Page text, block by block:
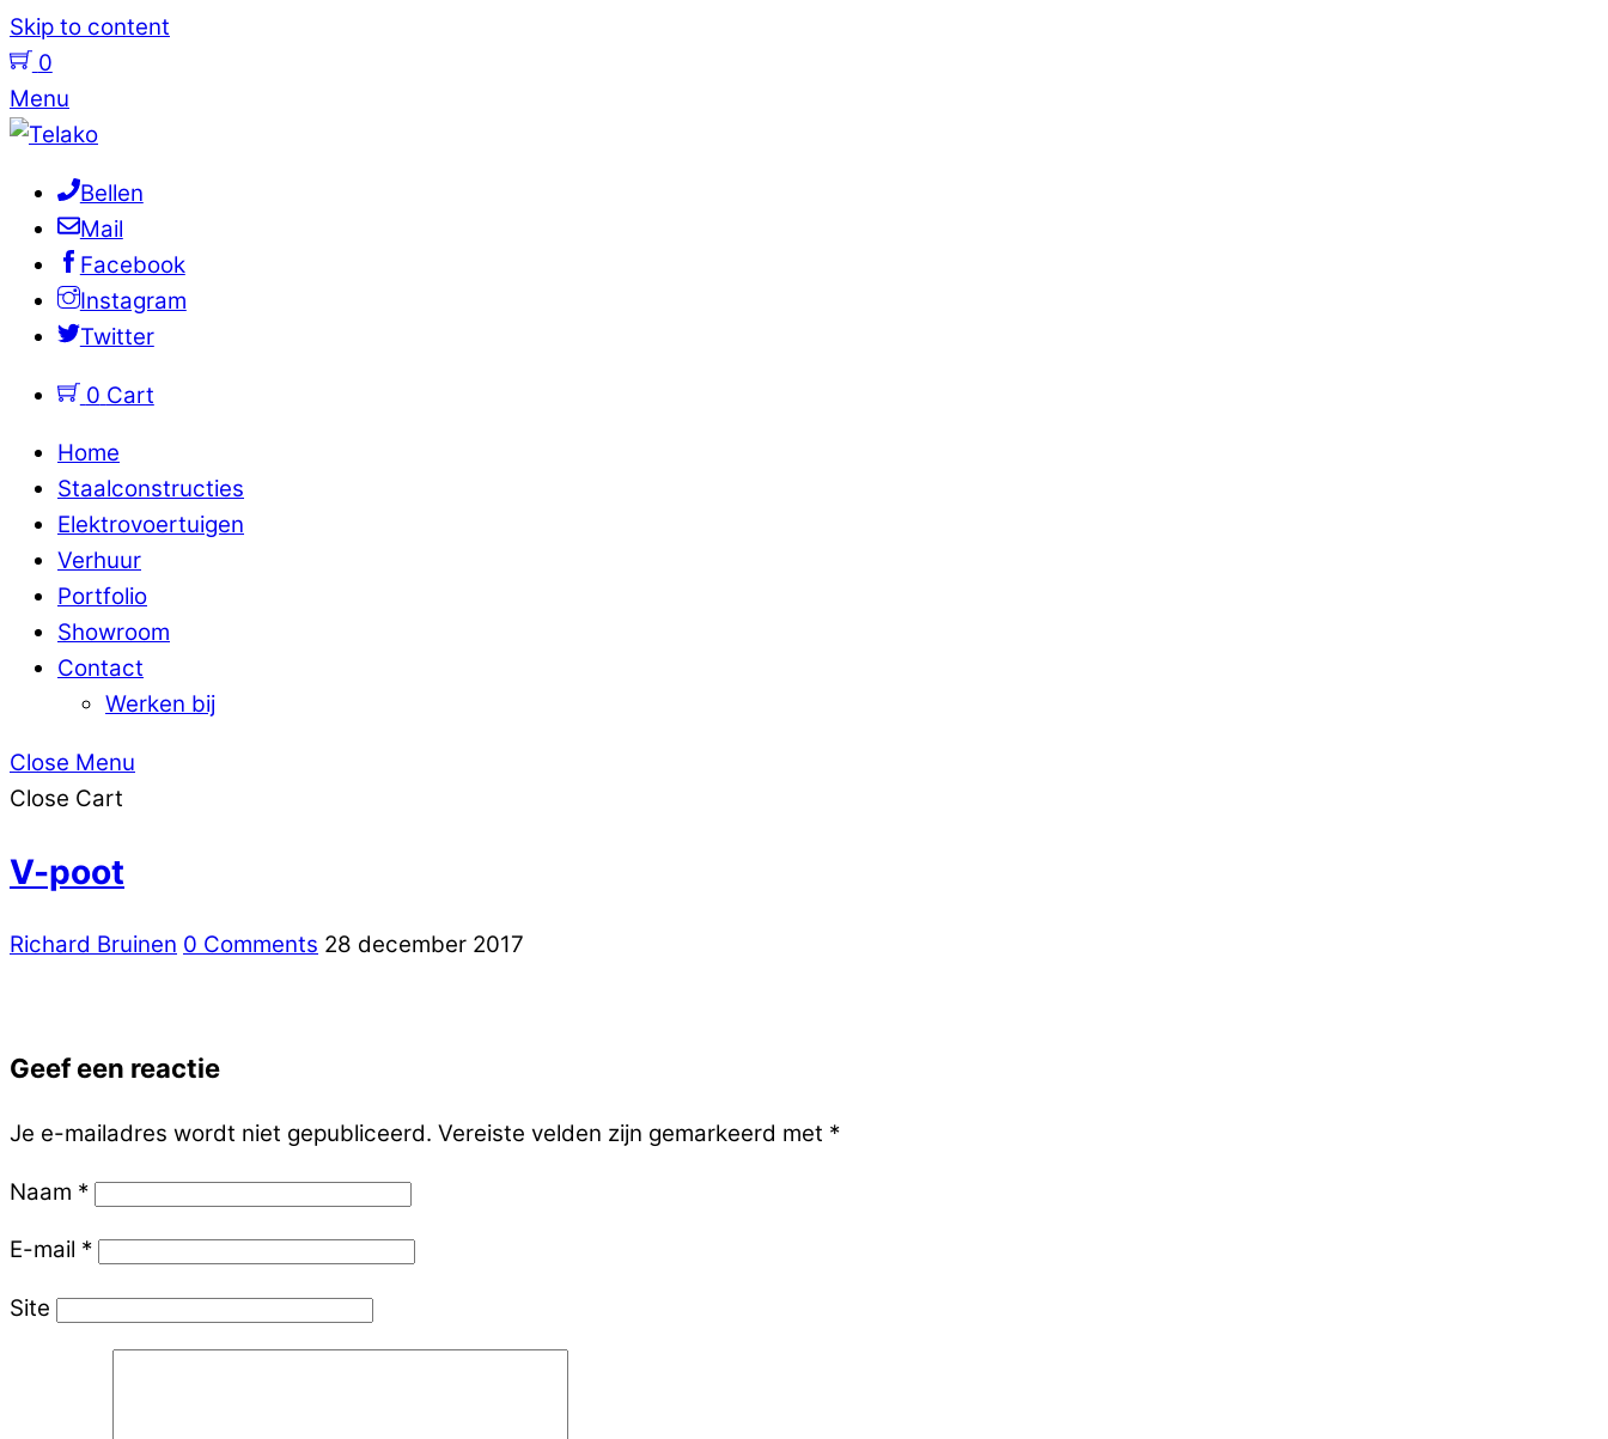
Skip to content
0
Menu
Bellen
Mail
Facebook
Instagram
Twitter
0 Cart
Home
Staalconstructies
Elektrovoertuigen
Verhuur
Portfolio
Showroom
Contact
Werken bij
Close Menu
Close Cart
V-poot
Richard Bruinen 0 Comments 28 december 2017
Geef een reactie
Je e-mailadres wordt niet gepubliceerd. Vereiste velden zijn gemarkeerd met *
Naam *
E-mail *
Site